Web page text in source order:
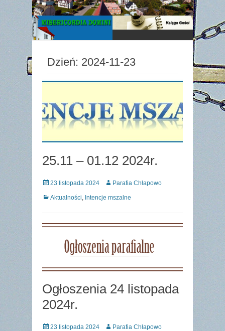
Gazetka
Parafialna
Dzień: 2024-11-23
25.11 – 01.12 2024r.
Posted
23 listopada 2024 Author
Parafia Chłapowo
Categories
Aktualności Intencje mszalne
Ogłoszenia 24 listopada
2024r.
Posted
23 listopada 2024 Author
Parafia Chłapowo